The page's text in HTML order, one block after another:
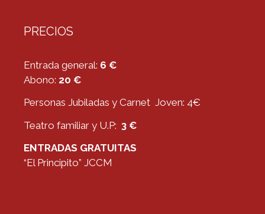
PRECIOS
Entrada general: 6 €
Abono: 20 €
Personas Jubiladas y Carnet Joven: 4€
Teatro familiar y U.P: 3 €
ENTRADAS GRATUITAS
“El Principito” JCCM